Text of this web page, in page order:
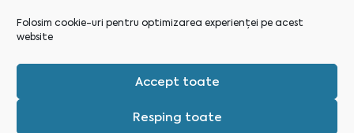
Folosim cookie-uri pentru optimizarea experienței pe acest
website
Accept toate
Resping toate